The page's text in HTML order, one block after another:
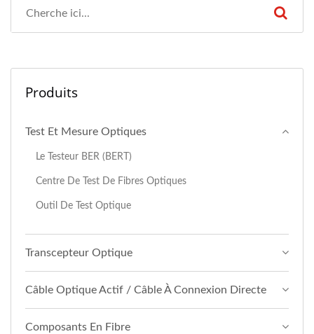
Produits
Test Et Mesure Optiques
Le Testeur BER (BERT)
Centre De Test De Fibres Optiques
Outil De Test Optique
Transcepteur Optique
Câble Optique Actif / Câble À Connexion Directe
Composants En Fibre